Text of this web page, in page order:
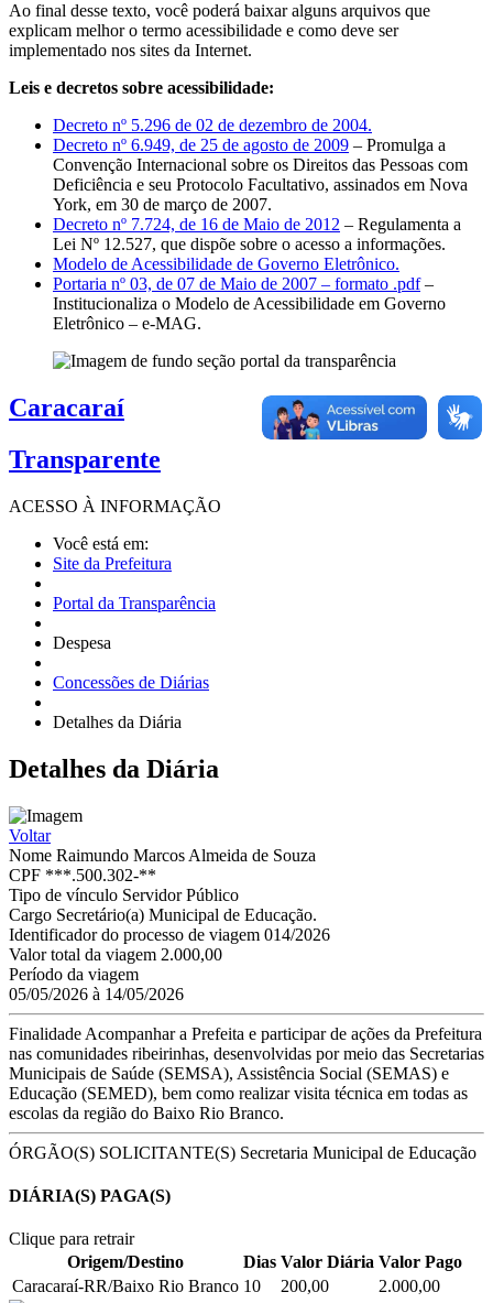
Ao final desse texto, você poderá baixar alguns arquivos que
explicam melhor o termo acessibilidade e como deve ser
implementado nos sites da Internet.
Leis e decretos sobre acessibilidade:
Decreto nº 5.296 de 02 de dezembro de 2004.
Decreto nº 6.949, de 25 de agosto de 2009 – Promulga a
Convenção Internacional sobre os Direitos das Pessoas com
Deficiência e seu Protocolo Facultativo, assinados em Nova
York, em 30 de março de 2007.
Decreto nº 7.724, de 16 de Maio de 2012 – Regulamenta a
Lei Nº 12.527, que dispõe sobre o acesso a informações.
Modelo de Acessibilidade de Governo Eletrônico.
Portaria nº 03, de 07 de Maio de 2007 – formato .pdf–
Institucionaliza o Modelo de Acessibilidade em Governo
Eletrônico – e-MAG.
Caracaraí
Transparente
ACESSO À INFORMAÇÃO
Você está em:
Site da Prefeitura
Portal da Transparência
Despesa
Concessões de Diárias
Detalhes da Diária
Detalhes da Diária
Voltar
Nome Raimundo Marcos Almeida de Souza
CPF ***.500.302-**
Tipo de vínculo Servidor Público
Cargo Secretário(a) Municipal de Educação.
Identificador do processo de viagem 014/2026
Valor total da viagem 2.000,00
Período da viagem
05/05/2026 à 14/05/2026
Finalidade Acompanhar a Prefeita e participar de ações da Prefeitura
nas comunidades ribeirinhas, desenvolvidas por meio das Secretarias
Municipais de Saúde (SEMSA), Assistência Social (SEMAS) e
Educação (SEMED), bem como realizar visita técnica em todas as
escolas da região do Baixo Rio Branco.
ÓRGÃO(S) SOLICITANTE(S) Secretaria Municipal de Educação
DIÁRIA(S) PAGA(S)
Clique para retrair
Origem/Destino
Dias Valor Diária Valor Pago
Caracaraí-RR/Baixo Rio Branco 10 200,00 2.000,00